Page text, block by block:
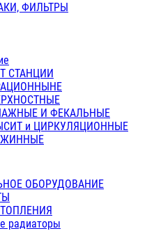
ФИЛЬТРЫ
СТАНЦИИ
И ФЕКАЛЬНЫЕ
и ЦИРКУЛЯЦИОННЫЕ
ОБОРУДОВАНИЕ
радиаторы